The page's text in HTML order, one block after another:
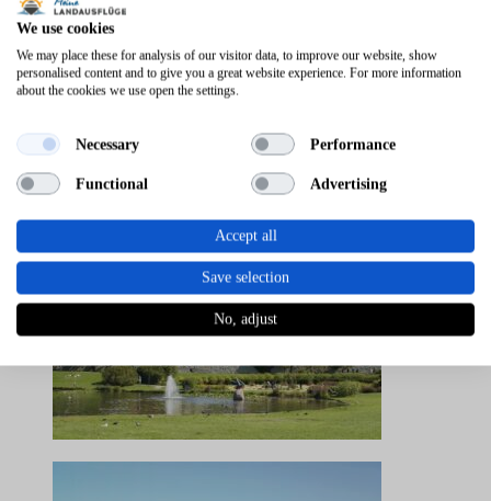
We use cookies
We may place these for analysis of our visitor data, to improve our website, show
personalised content and to give you a great website experience. For more information
about the cookies we use open the settings.
Necessary Performance
Functional Advertising
Accept all
Save selection
No, adjust